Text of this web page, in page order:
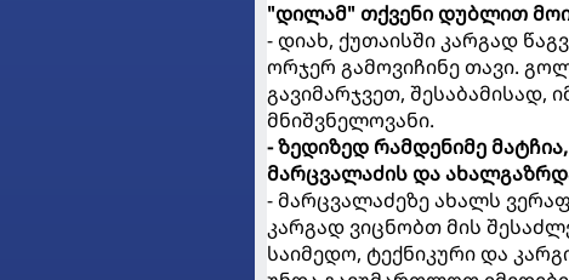
"დილამ" თქვენი დუბლით
- დიახ, ქუთაისში კარგად
ორჯერ გამოვიჩინე თავი.
გავიმარჯვეთ, შესაბამისად,
მნიშვნელოვანი.
- ზედიზედ რამდენიმე
მარცვალაძის და
- მარცვალაძეზე ახალს
კარგად ვიცნობთ მის
საიმედო, ტექნიკური და